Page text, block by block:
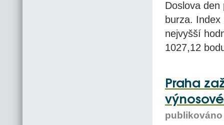
Doslova
burza.
nejvyšší
1027,12
Praha
publikováno